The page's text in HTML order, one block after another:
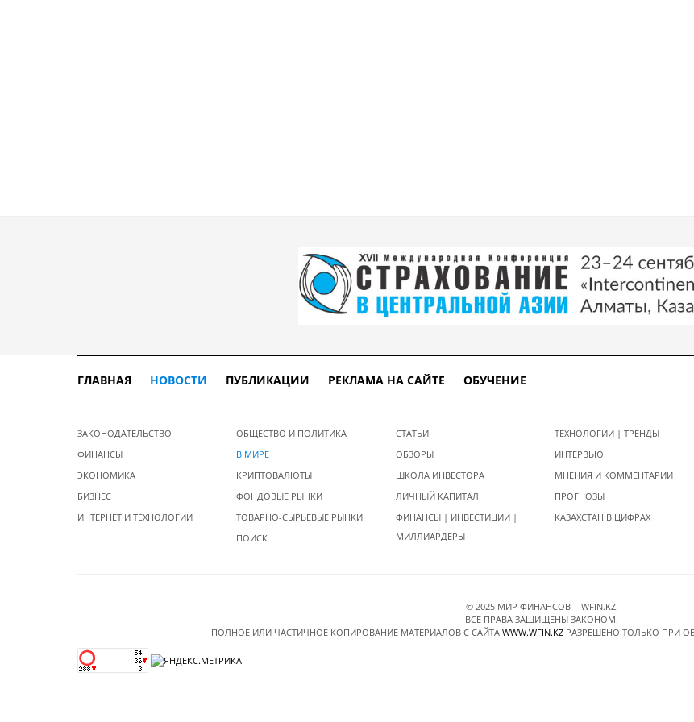
ГЛАВНАЯ НОВОСТИ ПУБЛИКАЦИИ РЕКЛАМА НА САЙТЕ ОБУЧЕНИЕ
ЗАКОНОДАТЕЛЬСТВО
ФИНАНСЫ
ЭКОНОМИКА
БИЗНЕС
ИНТЕРНЕТ И ТЕХНОЛОГИИ
ОБЩЕСТВО И ПОЛИТИКА
В МИРЕ
КРИПТОВАЛЮТЫ
ФОНДОВЫЕ РЫНКИ
ТОВАРНО-СЫРЬЕВЫЕ РЫНКИ
ПОИСК
СТАТЬИ
ОБЗОРЫ
ШКОЛА ИНВЕСТОРА
ЛИЧНЫЙ КАПИТАЛ
ФИНАНСЫ | ИНВЕСТИЦИИ |
МИЛЛИАРДЕРЫ
ТЕХНОЛОГИИ | ТРЕНДЫ
ИНТЕРВЬЮ
МНЕНИЯ И КОММЕНТАРИИ
ПРОГНОЗЫ
КАЗАХСТАН В ЦИФРАХ
© 2025 МИР ФИНАНСОВ - WFIN.KZ.
ВСЕ ПРАВА ЗАЩИЩЕНЫ ЗАКОНОМ.
ПОЛНОЕ ИЛИ ЧАСТИЧНОЕ КОПИРОВАНИЕ МАТЕРИАЛОВ C САЙТА WWW.WFIN.KZ РАЗРЕШЕНО ТОЛЬКО ПРИ